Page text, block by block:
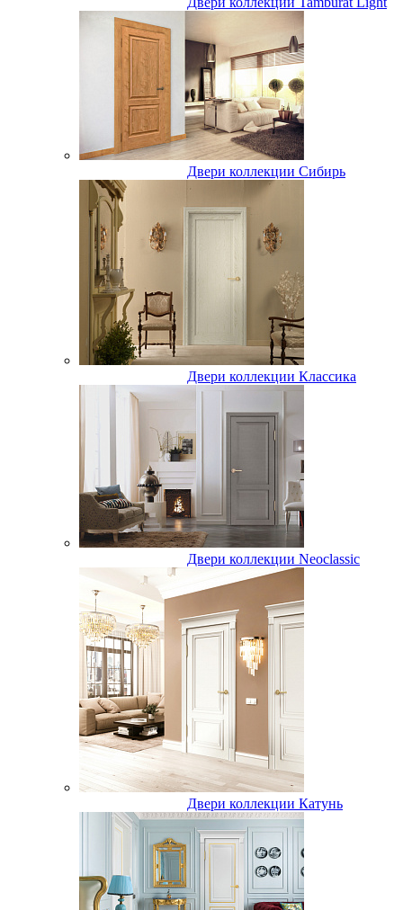
Двери коллекции Сибирь
Двери коллекции Классика
Двери коллекции Neoclassic
Двери коллекции Катунь